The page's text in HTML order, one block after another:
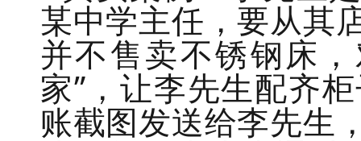
某中学主任，要从其
并不售卖不锈钢床
家”，让李先生配齐
账截图发送给李先生